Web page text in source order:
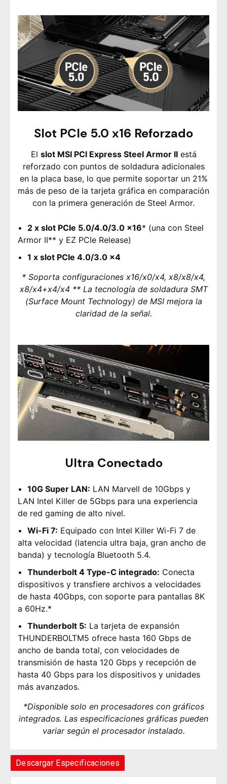
Slot PCIe 5.0 x16 Reforzado
El slot MSI PCI Express Steel Armor IIestá
reforzado con puntos de soldadura adicionales
en la placa base, lo que permite soportar un 21%
más de peso de la tarjeta gráfica en comparación
con la primera generación de Steel Armor.
2 x slot PCIe 5.0/4.0/3.0 x16* (una con Steel
Armor II** y EZ PCIe Release)
1 x slot PCIe 4.0/3.0 x4
* Soporta configuraciones x16/x0/x4, x8/x8/x4,
x8/x4+x4/x4 ** La tecnología de soldadura SMT
(Surface Mount Technology) de MSI mejora la
claridad de la señal.
Ultra Conectado
10G Super LAN: LAN Marvell de 10Gbps y
LAN Intel Killer de 5Gbps para una experiencia
de red gaming de alto nivel.
Wi-Fi 7: Equipado con Intel Killer Wi-Fi 7 de
alta velocidad (latencia ultra baja, gran ancho de
banda) y tecnología Bluetooth 5.4.
Thunderbolt 4 Type-C integrado: Conecta
dispositivos y transfiere archivos a velocidades
de hasta 40Gbps, con soporte para pantallas 8K
a 60Hz.*
Thunderbolt 5: La tarjeta de expansión
THUNDERBOLTM5 ofrece hasta 160 Gbps de
ancho de banda total, con velocidades de
transmisión de hasta 120 Gbps y recepción de
hasta 40 Gbps para los dispositivos y unidades
más avanzados.
*Disponible solo en procesadores con gráficos
integrados. Las especificaciones gráficas pueden
variar según el procesador instalado.
Descargar Especificaciones